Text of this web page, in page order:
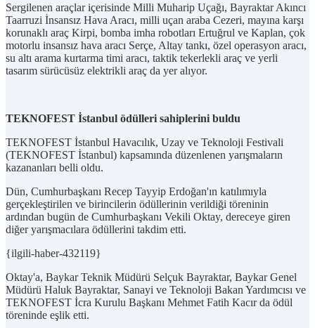
Sergilenen araçlar içerisinde Milli Muharip Uçağı, Bayraktar Akıncı
Taarruzi İnsansız Hava Aracı, milli uçan araba Cezeri, mayına karşı
korunaklı araç Kirpi, bomba imha robotları Ertuğrul ve Kaplan, çok
motorlu insansız hava aracı Serçe, Altay tankı, özel operasyon aracı,
su altı arama kurtarma timi aracı, taktik tekerlekli araç ve yerli
tasarım sürücüsüz elektrikli araç da yer alıyor.
TEKNOFEST İstanbul ödülleri sahiplerini buldu
TEKNOFEST İstanbul Havacılık, Uzay ve Teknoloji Festivali
(TEKNOFEST İstanbul) kapsamında düzenlenen yarışmaların
kazananları belli oldu.
Dün, Cumhurbaşkanı Recep Tayyip Erdoğan'ın katılımıyla
gerçekleştirilen ve birincilerin ödüllerinin verildiği töreninin
ardından bugün de Cumhurbaşkanı Vekili Oktay, dereceye giren
diğer yarışmacılara ödüllerini takdim etti.
{ilgili-haber-432119}
Oktay'a, Baykar Teknik Müdürü Selçuk Bayraktar, Baykar Genel
Müdürü Haluk Bayraktar, Sanayi ve Teknoloji Bakan Yardımcısı ve
TEKNOFEST İcra Kurulu Başkanı Mehmet Fatih Kacır da ödül
töreninde eşlik etti.